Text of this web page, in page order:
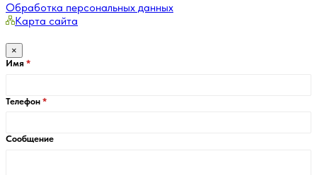
Обработка персональных данных
Карта сайта
×
Имя
Телефон
Сообщение